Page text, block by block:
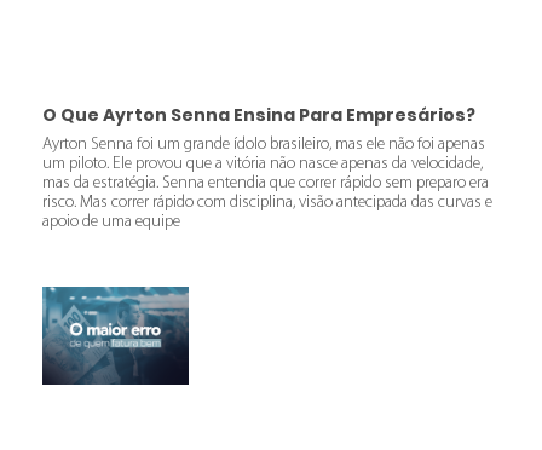
O Que Ayrton Senna Ensina Para Empresários?
Ayrton Senna foi um grande ídolo brasileiro, mas ele não foi apenas
um piloto. Ele provou que a vitória não nasce apenas da velocidade,
mas da estratégia. Senna entendia que correr rápido sem preparo era
risco. Mas correr rápido com disciplina, visão antecipada das curvas e
apoio de uma equipe